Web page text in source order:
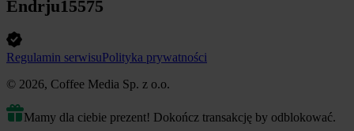
Endrju15575
Regulamin serwisuPolityka prywatności
© 2026, Coffee Media Sp. z o.o.
Mamy dla ciebie prezent! Dokończ transakcję by odblokować.